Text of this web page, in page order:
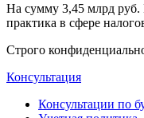
На сумму 3,45 млрд руб.
практика в сфере
Строго
Консультация
Консультации по